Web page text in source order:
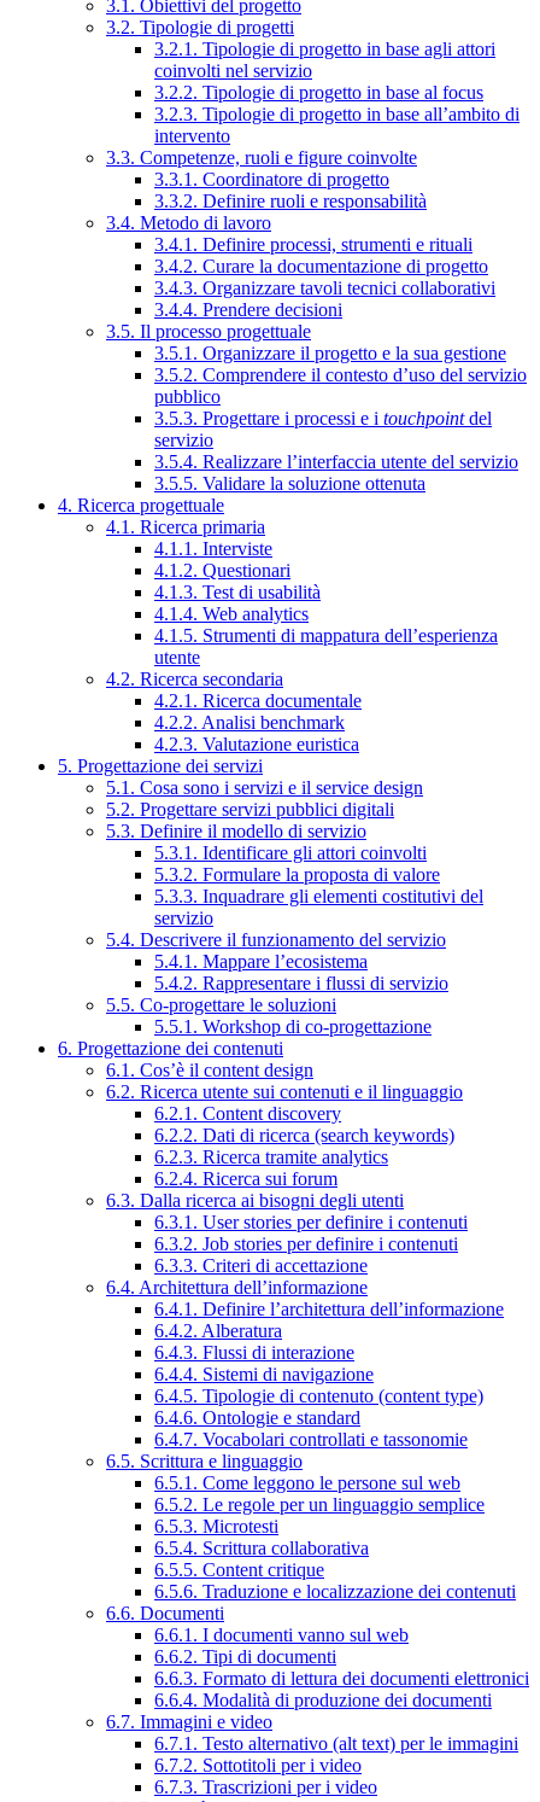
3.1. Obiettivi del progetto
3.2. Tipologie di progetti
3.2.1. Tipologie di progetto in base agli attori
coinvolti nel servizio
3.2.2. Tipologie di progetto in base al focus
3.2.3. Tipologie di progetto in base all’ambito di
intervento
3.3. Competenze, ruoli e figure coinvolte
3.3.1. Coordinatore di progetto
3.3.2. Definire ruoli e responsabilità
3.4. Metodo di lavoro
3.4.1. Definire processi, strumenti e rituali
3.4.2. Curare la documentazione di progetto
3.4.3. Organizzare tavoli tecnici collaborativi
3.4.4. Prendere decisioni
3.5. Il processo progettuale
3.5.1. Organizzare il progetto e la sua gestione
3.5.2. Comprendere il contesto d’uso del servizio
pubblico
3.5.3. Progettare i processi e i touchpointdel
servizio
3.5.4. Realizzare l’interfaccia utente del servizio
3.5.5. Validare la soluzione ottenuta
4. Ricerca progettuale
4.1. Ricerca primaria
4.1.1. Interviste
4.1.2. Questionari
4.1.3. Test di usabilità
4.1.4. Web analytics
4.1.5. Strumenti di mappatura dell’esperienza
utente
4.2. Ricerca secondaria
4.2.1. Ricerca documentale
4.2.2. Analisi benchmark
4.2.3. Valutazione euristica
5. Progettazione dei servizi
5.1. Cosa sono i servizi e il service design
5.2. Progettare servizi pubblici digitali
5.3. Definire il modello di servizio
5.3.1. Identificare gli attori coinvolti
5.3.2. Formulare la proposta di valore
5.3.3. Inquadrare gli elementi costitutivi del
servizio
5.4. Descrivere il funzionamento del servizio
5.4.1. Mappare l’ecosistema
5.4.2. Rappresentare i flussi di servizio
5.5. Co-progettare le soluzioni
5.5.1. Workshop di co-progettazione
6. Progettazione dei contenuti
6.1. Cos’è il content design
6.2. Ricerca utente sui contenuti e il linguaggio
6.2.1. Content discovery
6.2.2. Dati di ricerca (search keywords)
6.2.3. Ricerca tramite analytics
6.2.4. Ricerca sui forum
6.3. Dalla ricerca ai bisogni degli utenti
6.3.1. User stories per definire i contenuti
6.3.2. Job stories per definire i contenuti
6.3.3. Criteri di accettazione
6.4. Architettura dell’informazione
6.4.1. Definire l’architettura dell’informazione
6.4.2. Alberatura
6.4.3. Flussi di interazione
6.4.4. Sistemi di navigazione
6.4.5. Tipologie di contenuto (content type)
6.4.6. Ontologie e standard
6.4.7. Vocabolari controllati e tassonomie
6.5. Scrittura e linguaggio
6.5.1. Come leggono le persone sul web
6.5.2. Le regole per un linguaggio semplice
6.5.3. Microtesti
6.5.4. Scrittura collaborativa
6.5.5. Content critique
6.5.6. Traduzione e localizzazione dei contenuti
6.6. Documenti
6.6.1. I documenti vanno sul web
6.6.2. Tipi di documenti
6.6.3. Formato di lettura dei documenti elettronici
6.6.4. Modalità di produzione dei documenti
6.7. Immagini e video
6.7.1. Testo alternativo (alt text) per le immagini
6.7.2. Sottotitoli per i video
6.7.3. Trascrizioni per i video